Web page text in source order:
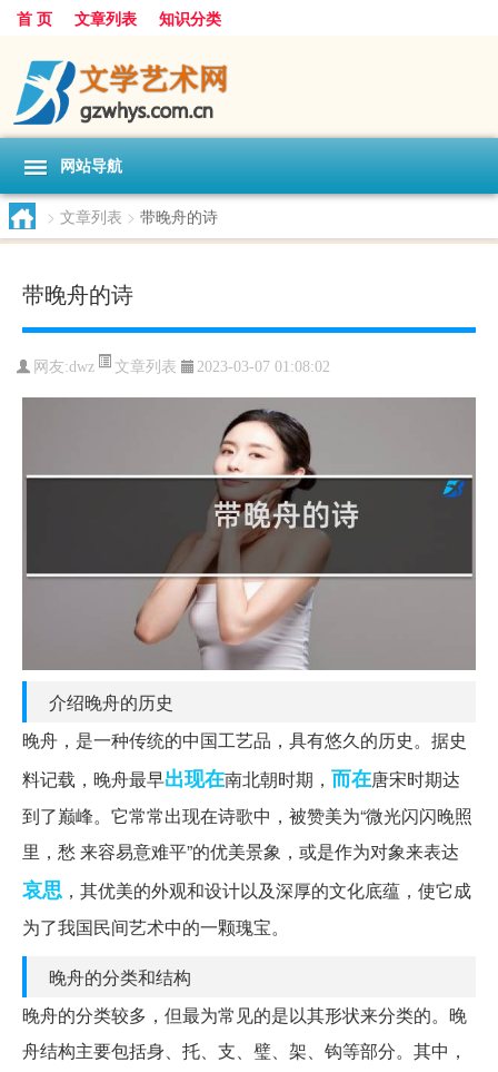
首 页 文章列表 知识分类
网站导航
> 文章列表 > 带晚舟的诗
带晚舟的诗
网友:dwz 文章列表 2023-03-07 01:08:02
介绍晚舟的历史
晚舟，是一种传统的中国工艺品，具有悠久的历史。据史
料记载，晚舟最早出现在南北朝时期， 而在唐宋时期达
到了巅峰。它常常出现在诗歌中，被赞美为“微光闪闪晚照
里，愁 来容易意难平”的优美景象，或是作为对象来表达
哀思 ，其优美的外观和设计以及深厚的文化底蕴，使它成
为了我国民间艺术中的一颗瑰宝。
晚舟的分类和结构
晚舟的分类较多，但最为常见的是以其形状来分类的。晚
舟结构主要包括身、托、支、璧、架、钩等部分。其中，